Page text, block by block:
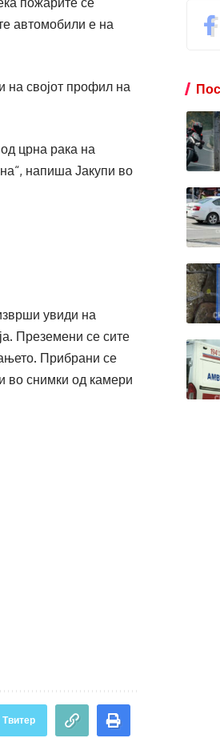
автомобили е на
на својот профил на
црна рака на
напиша Јакупи во
увиди на
Преземени се сите
Прибрани се
во снимки од камери
Твитер